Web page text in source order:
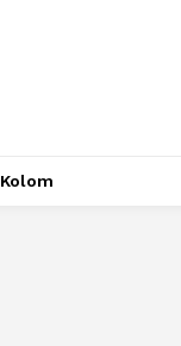
Kolom